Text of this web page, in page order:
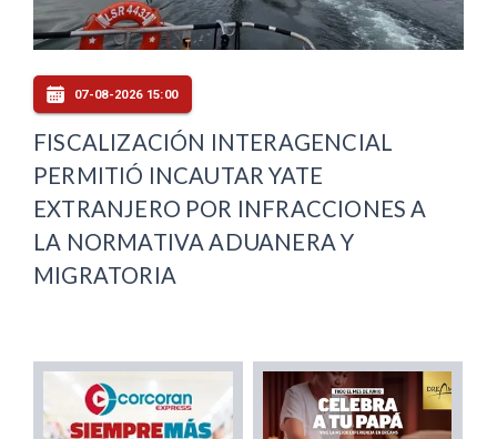
07-08-2026 15:00
FISCALIZACIÓN INTERAGENCIAL
PERMITIÓ INCAUTAR YATE
EXTRANJERO POR INFRACCIONES A
LA NORMATIVA ADUANERA Y
MIGRATORIA